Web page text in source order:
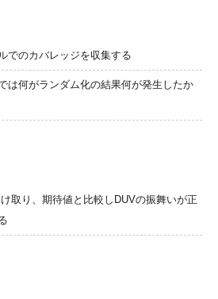
でのカバレッジを収集する
は何がランダム化の結果何が発生したか
取り、期待値と比較しDUVの振舞いが正